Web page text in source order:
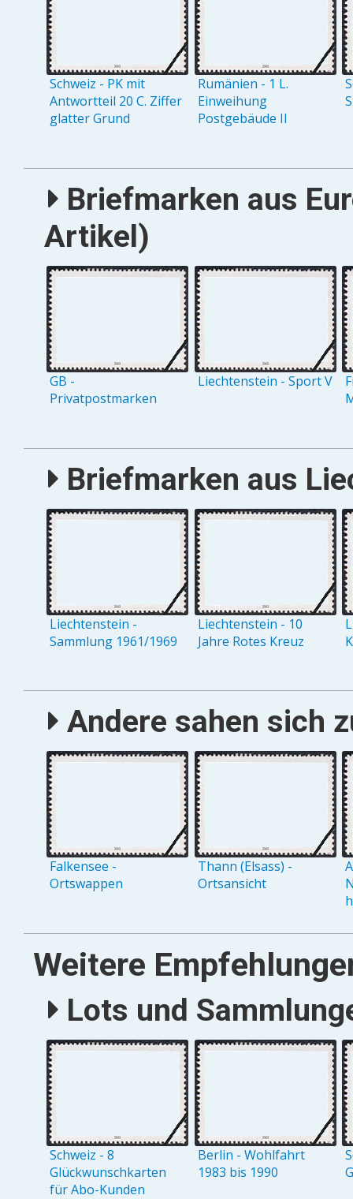
Schweiz - PK mit
Antwortteil 20 C. Ziffer
glatter Grund
Rumänien - 1 L.
Einweihung
Postgebäude II
Briefmarken aus
Artikel)
GB -
Privatpostmarken
Liechtenstein - Sport V
Briefmarken aus
Liechtenstein -
Sammlung 1961/1969
Liechtenstein - 10
Jahre Rotes Kreuz
Andere sahen sich
Falkensee -
Ortswappen
Thann (Elsass) -
Ortsansicht
Weitere
Lots und
Schweiz - 8
Glückwunschkarten
für Abo-Kunden
Berlin - Wohlfahrt
1983 bis 1990